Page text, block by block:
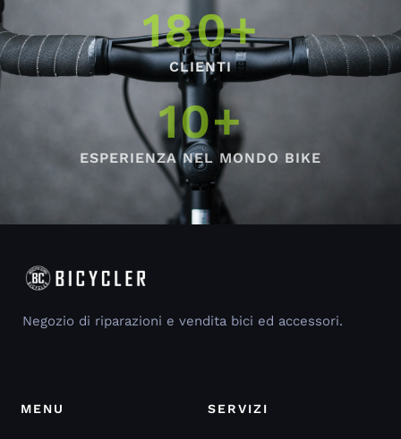
CLIENTI
180+
ESPERIENZA NEL MONDO BIKE
10+
Negozio di riparazioni e vendita bici ed accessori.
MENU SERVIZI